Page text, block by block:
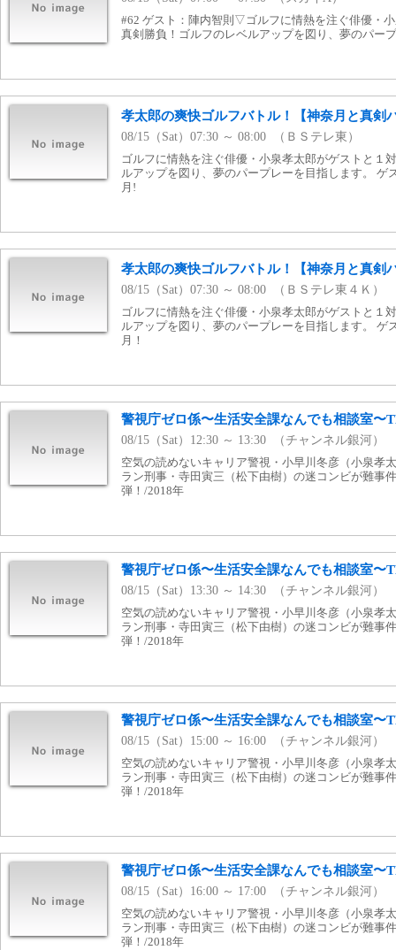
#62 ゲスト：陣内智則▽ゴルフに情熱を注ぐ俳優・
真剣勝負！ゴルフのレベルアップを図り、夢のパー
孝太郎の爽快ゴルフバトル！【神奈月と真剣
08/15（Sat）07:30 ～ 08:00 （ＢＳテレ東）
ゴルフに情熱を注ぐ俳優・小泉孝太郎がゲストと１
ルアップを図り、夢のパープレーを目指します。 ゲ
月!
孝太郎の爽快ゴルフバトル！【神奈月と真剣
08/15（Sat）07:30 ～ 08:00 （ＢＳテレ東４Ｋ）
ゴルフに情熱を注ぐ俳優・小泉孝太郎がゲストと１
ルアップを図り、夢のパープレーを目指します。 ゲ
月！
警視庁ゼロ係〜生活安全課なんでも相談室〜
08/15（Sat）12:30 ～ 13:30 （チャンネル銀河）
空気の読めないキャリア警視・小早川冬彦（小泉孝
ラン刑事・寺田寅三（松下由樹）の迷コンビが難事
弾！/2018年
警視庁ゼロ係〜生活安全課なんでも相談室〜
08/15（Sat）13:30 ～ 14:30 （チャンネル銀河）
空気の読めないキャリア警視・小早川冬彦（小泉孝
ラン刑事・寺田寅三（松下由樹）の迷コンビが難事
弾！/2018年
警視庁ゼロ係〜生活安全課なんでも相談室〜
08/15（Sat）15:00 ～ 16:00 （チャンネル銀河）
空気の読めないキャリア警視・小早川冬彦（小泉孝
ラン刑事・寺田寅三（松下由樹）の迷コンビが難事
弾！/2018年
警視庁ゼロ係〜生活安全課なんでも相談室〜
08/15（Sat）16:00 ～ 17:00 （チャンネル銀河）
空気の読めないキャリア警視・小早川冬彦（小泉孝
ラン刑事・寺田寅三（松下由樹）の迷コンビが難事
弾！/2018年